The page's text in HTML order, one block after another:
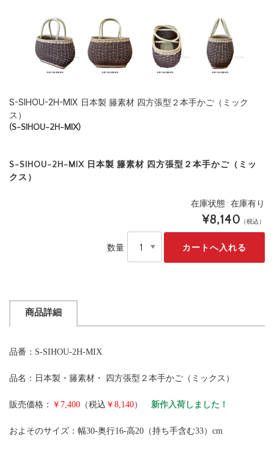
S-SIHOU-2H-MIX 日本製 籐素材 四方張型２本手かご（ミック
ス）
(S-SIHOU-2H-MIX)
S-SIHOU-2H-MIX 日本製 籐素材 四方張型２本手かご（ミッ
クス）
在庫状態 : 在庫有り
¥8,140 （税込）
数量
商品詳細
品番：S-SIHOU-2H-MIX
品名：日本製・籐素材・ 四方張型２本手かご（ミックス）
販売価格： ￥7,400 （税込 ￥8,140） 新作入荷しました！
およそのサイズ：幅30-奥行16-高20（持ち手含む33）cm